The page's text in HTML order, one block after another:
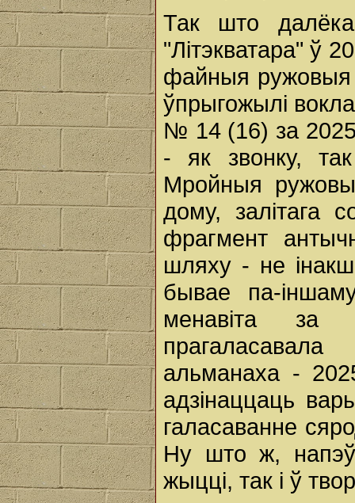
Так што
"Літэкватара" ў
файныя ружовыя
ўпрыгожылі
№ 14 (16) за
- як звонку,
Мройныя
дому, залітага
фрагмент
шляху - не
бывае па-
менавіта за
альманаха -
адзінаццаць
галасаванне
Ну што ж,
жыцці, так і ў